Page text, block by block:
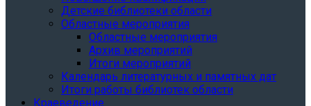
Детские библиотеки области
Областные мероприятия
Областные мероприятия
Архив мероприятий
Итоги мероприятий
Календарь литературных и памятных дат
Итоги работы библиотек области
Краеведение